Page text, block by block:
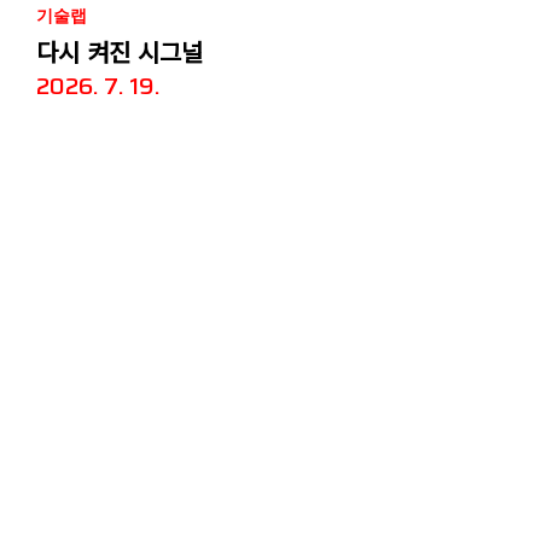
기술랩
다시 켜진 시그널
2026. 7. 19.